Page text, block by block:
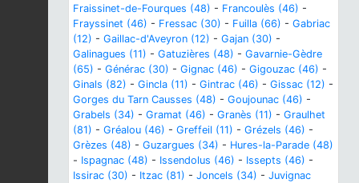
Fraissinet-de-Fourques (48) - Francoulès (46) -
Frayssinet (46) - Fressac (30) - Fuilla (66) - Gabriac
(12) - Gaillac-d'Aveyron (12) - Gajan (30) -
Galinagues (11) - Gatuzières (48) - Gavarnie-Gèdre
(65) - Générac (30) - Gignac (46) - Gigouzac (46) -
Ginals (82) - Gincla (11) - Gintrac (46) - Gissac (12) -
Gorges du Tarn Causses (48) - Goujounac (46) -
Grabels (34) - Gramat (46) - Granès (11) - Graulhet
(81) - Gréalou (46) - Greffeil (11) - Grézels (46) -
Grèzes (48) - Guzargues (34) - Hures-la-Parade (48)
- Ispagnac (48) - Issendolus (46) - Issepts (46) -
Issirac (30) - Itzac (81) - Joncels (34) - Juvignac